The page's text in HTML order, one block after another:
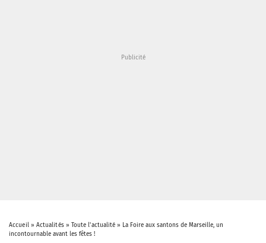
Accueil» Actualités» Toute l'actualité » La Foire aux santons de Marseille, un
incontournable avant les fêtes !